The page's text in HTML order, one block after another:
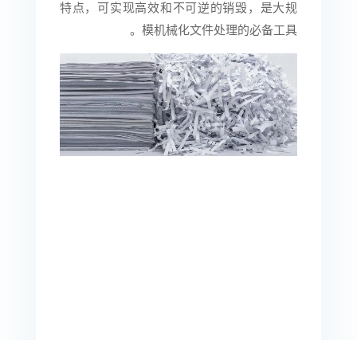
特点，可实现高效和不可逆的销毁，是大规
模机械化文件处理的必备工具。